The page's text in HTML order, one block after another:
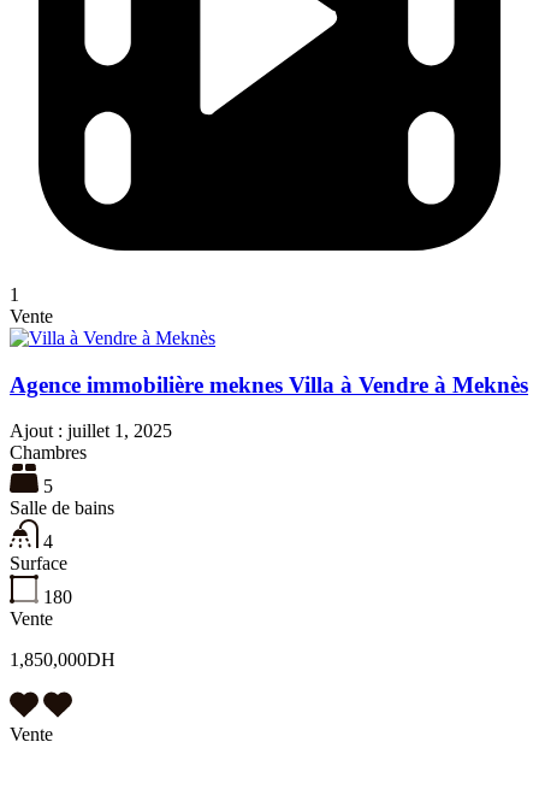
1
Vente
Agence immobilière meknes Villa à Vendre à Meknès
Ajout : juillet 1, 2025
Chambres
5
Salle de bains
4
Surface
180
Vente
1,850,000DH
Vente